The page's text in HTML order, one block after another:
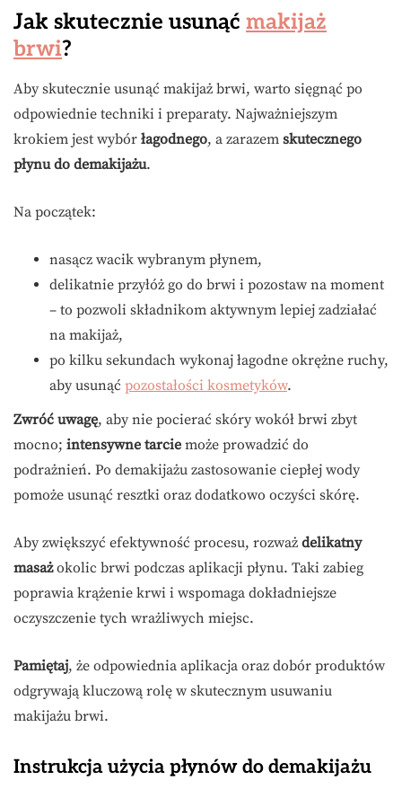
Jak skutecznie usunąć makijaż
brwi?
Aby skutecznie usunąć makijaż brwi, warto sięgnąć po
odpowiednie techniki i preparaty. Najważniejszym
krokiem jest wybór łagodnego, a zarazem skutecznego
płynu do demakijażu.
Na początek:
nasącz wacik wybranym płynem,
delikatnie przyłóż go do brwi i pozostaw na moment
– to pozwoli składnikom aktywnym lepiej zadziałać
na makijaż,
po kilku sekundach wykonaj łagodne okrężne ruchy,
aby usunąć pozostałości kosmetyków.
Zwróć uwagę, aby nie pocierać skóry wokół brwi zbyt
mocno; intensywne tarcie może prowadzić do
podrażnień. Po demakijażu zastosowanie ciepłej wody
pomoże usunąć resztki oraz dodatkowo oczyści skórę.
Aby zwiększyć efektywność procesu, rozważ delikatny
masażokolic brwi podczas aplikacji płynu. Taki zabieg
poprawia krążenie krwi i wspomaga dokładniejsze
oczyszczenie tych wrażliwych miejsc.
Pamiętaj, że odpowiednia aplikacja oraz dobór produktów
odgrywają kluczową rolę w skutecznym usuwaniu
makijażu brwi.
Instrukcja użycia płynów do demakijażu